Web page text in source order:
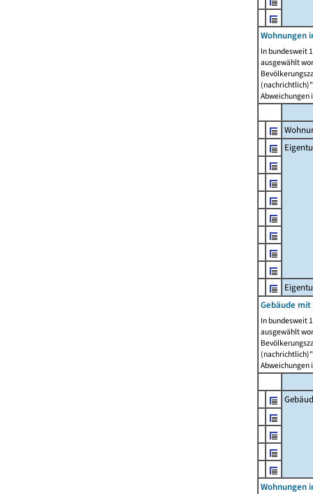
Wohnungen
In bundesweit
ausgewählt
Abweichungen
Gebäude
In bundesweit
ausgewählt
Abweichungen
Wohnungen